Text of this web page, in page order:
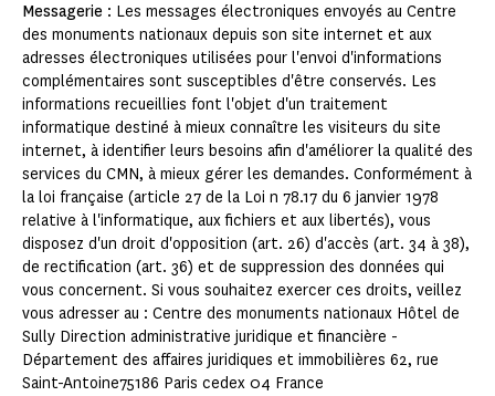
Messagerie : Les messages électroniques envoyés au Centre
des monuments nationaux depuis son site internet et aux
adresses électroniques utilisées pour l'envoi d'informations
complémentaires sont susceptibles d'être conservés. Les
informations recueillies font l'objet d'un traitement
informatique destiné à mieux connaître les visiteurs du site
internet, à identifier leurs besoins afin d'améliorer la qualité des
services du CMN, à mieux gérer les demandes. Conformément à
la loi française (article 27 de la Loi n 78.17 du 6 janvier 1978
relative à l'informatique, aux fichiers et aux libertés), vous
disposez d'un droit d'opposition (art. 26) d'accès (art. 34 à 38),
de rectification (art. 36) et de suppression des données qui
vous concernent. Si vous souhaitez exercer ces droits, veillez
vous adresser au : Centre des monuments nationaux Hôtel de
Sully Direction administrative juridique et financière -
Département des affaires juridiques et immobilières 62, rue
Saint-Antoine75186 Paris cedex 04 France